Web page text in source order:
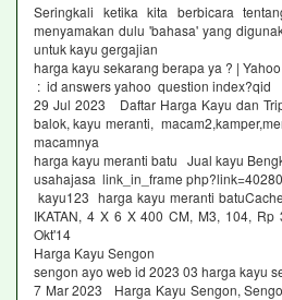
Seringkali ketika kita berbicara
menyamakan dulu 'bahasa' yang
untuk kayu gergajian
harga kayu sekarang berapa ya ? |
: id answers yahoo question index?qid
29 Jul 2023 Daftar Harga Kayu dan
balok, kayu meranti,
macamnya
harga kayu meranti batu Jual kayu
usahajasa link_in_frame php?link=40280
kayu123 harga kayu meranti
IKATAN, 4 X 6 X 400 CM, M3, 104,
Okt'14
Harga Kayu Sengon
sengon ayo web id 2023 03 harga kayu
7 Mar 2023 Harga Kayu Sengon,